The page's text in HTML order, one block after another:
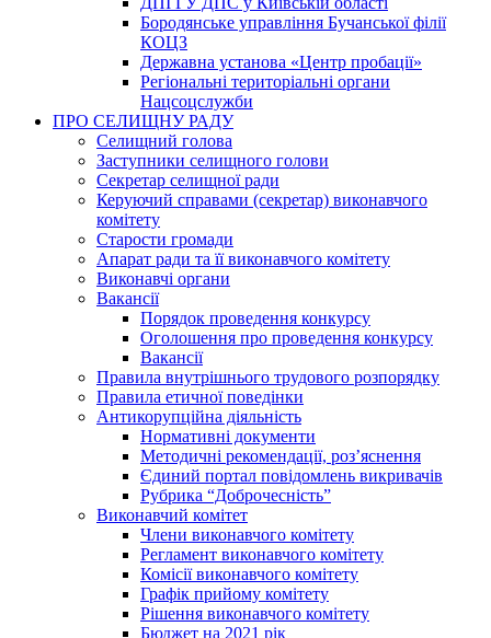
Бородянське управління Бучанської філії
КОЦЗ
Державна установа «Центр пробації»
Регіональні територіальні органи
Нацсоцслужби
ПРО СЕЛИЩНУ РАДУ
Селищний голова
Заступники селищного голови
Секретар селищної ради
Керуючий справами (секретар) виконавчого
комітету
Старости громади
Апарат ради та її виконавчого комітету
Виконавчі органи
Вакансії
Порядок проведення конкурсу
Оголошення про проведення конкурсу
Вакансії
Правила внутрішнього трудового розпорядку
Правила етичної поведінки
Антикорупційна діяльність
Нормативні документи
Методичні рекомендації, роз’яснення
Єдиний портал повідомлень викривачів
Рубрика “Доброчесність”
Виконавчий комітет
Члени виконавчого комітету
Регламент виконавчого комітету
Комісії виконавчого комітету
Графік прийому комітету
Рішення виконавчого комітету
Бюджет на 2021 рік